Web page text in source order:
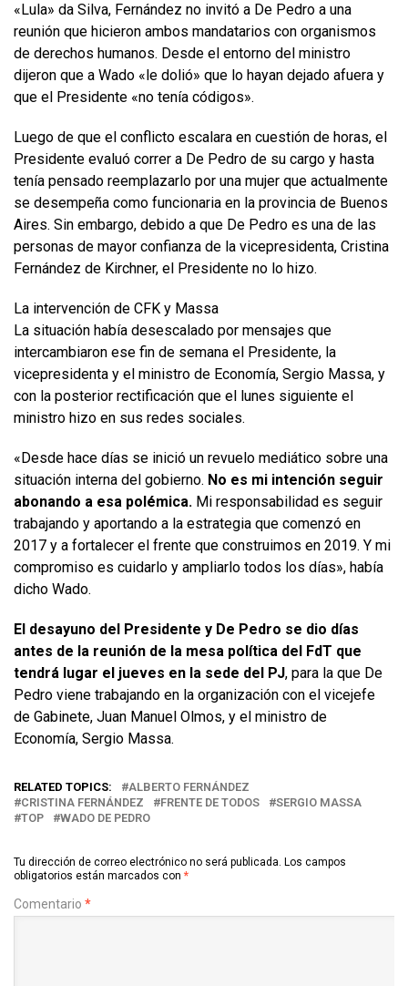
«Lula» da Silva, Fernández no invitó a De Pedro a una
reunión que hicieron ambos mandatarios con organismos
de derechos humanos. Desde el entorno del ministro
dijeron que a Wado «le dolió» que lo hayan dejado afuera y
que el Presidente «no tenía códigos».
Luego de que el conflicto escalara en cuestión de horas, el
Presidente evaluó correr a De Pedro de su cargo y hasta
tenía pensado reemplazarlo por una mujer que actualmente
se desempeña como funcionaria en la provincia de Buenos
Aires. Sin embargo, debido a que De Pedro es una de las
personas de mayor confianza de la vicepresidenta, Cristina
Fernández de Kirchner, el Presidente no lo hizo.
La intervención de CFK y Massa
La situación había desescalado por mensajes que
intercambiaron ese fin de semana el Presidente, la
vicepresidenta y el ministro de Economía, Sergio Massa, y
con la posterior rectificación que el lunes siguiente el
ministro hizo en sus redes sociales.
«Desde hace días se inició un revuelo mediático sobre una
situación interna del gobierno. No es mi intención seguir
abonando a esa polémica. Mi responsabilidad es seguir
trabajando y aportando a la estrategia que comenzó en
2017 y a fortalecer el frente que construimos en 2019. Y mi
compromiso es cuidarlo y ampliarlo todos los días», había
dicho Wado.
El desayuno del Presidente y De Pedro se dio días
antes de la reunión de la mesa política del FdT que
tendrá lugar el jueves en la sede del PJ, para la que De
Pedro viene trabajando en la organización con el vicejefe
de Gabinete, Juan Manuel Olmos, y el ministro de
Economía, Sergio Massa.
RELATED TOPICS:
ALBERTO FERNÁNDEZ
CRISTINA FERNÁNDEZ
FRENTE DE TODOS
SERGIO MASSA
TOP
WADO DE PEDRO
Tu dirección de correo electrónico no será publicada. Los campos
obligatorios están marcados con *
Comentario *